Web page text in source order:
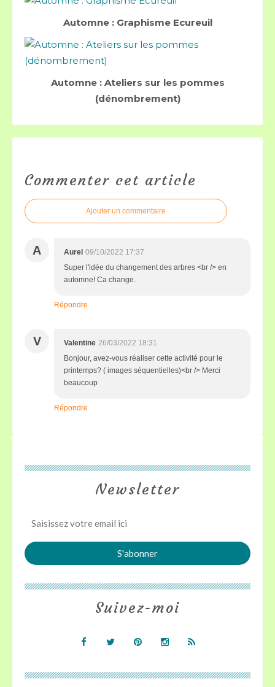
Automne : Graphisme Ecureuil
Automne : Ateliers sur les pommes
(dénombrement)
Commenter cet article
Ajouter un commentaire
A Aurel 09/10/2022 17:37
Super l'idée du changement des arbres <br /> en
automne! Ca change.
Répondre
V Valentine 26/03/2022 18:31
Bonjour, avez-vous réaliser cette activité pour le
printemps? ( images séquentielles)<br /> Merci
beaucoup
Répondre
Newsletter
Suivez-moi